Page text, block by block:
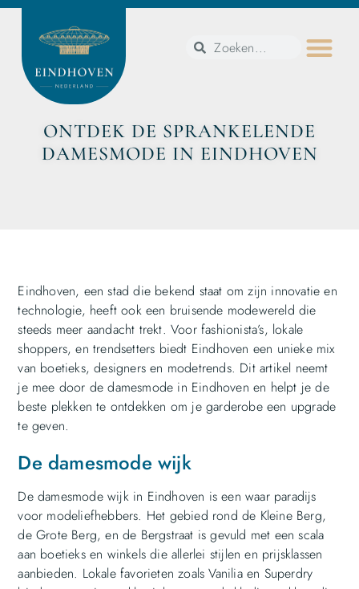
ONTDEK DE SPRANKELENDE
DAMESMODE IN EINDHOVEN
Eindhoven, een stad die bekend staat om zijn innovatie en
technologie, heeft ook een bruisende modewereld die
steeds meer aandacht trekt. Voor fashionista’s, lokale
shoppers, en trendsetters biedt Eindhoven een unieke mix
van boetieks, designers en modetrends. Dit artikel neemt
je mee door de damesmode in Eindhoven en helpt je de
beste plekken te ontdekken om je garderobe een upgrade
te geven.
De damesmode wijk
De damesmode wijk in Eindhoven is een waar paradijs
voor modeliefhebbers. Het gebied rond de Kleine Berg,
de Grote Berg, en de Bergstraat is gevuld met een scala
aan boetieks en winkels die allerlei stijlen en prijsklassen
aanbieden. Lokale favorieten zoals Vanilia en Superdry